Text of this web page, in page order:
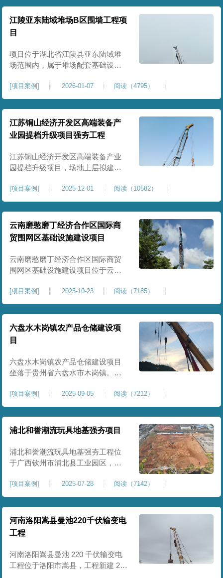
项目场地为园区新建工业建设用
地，原始场地土层松散、土质均匀
性较差、土体固结度不足，天然地
基承载力偏低。汽车零部件生产厂
房对地基平整度、整体刚度、沉降
控
江陵亚东陆域堆场B区围墙工程项
目
项目位于湖北省江陵县亚东陆域堆
场范围内，属于堆场配套基础设施
墙及附属设施建设，是保障场区边
界围护结构稳定、提升场地整体建
设标准的前置关键工程，本项目强
夯处理总面积20000㎡，施工范围为
陆域堆场B区围墙沿线及配套场地。
原场地土层松散、回填不均、固结
程度差，地基承载力较低，且堆
[项目案例] 2026-01-07 阅读（4795）
江苏铜山经济开发区高端装备产
业园提档升级项目强夯工程
江苏铜山经济开发区高端装备产业
园提档升级项目，场地上层拟建厂
施。占地面积约130000㎡.项目采用
强夯工艺对地基进行加固处理，确
保处理后地基承载力特征值
≥100kPa、压实系数≥0.94、压缩模
量≥5MPa，工程实施后将有效提升
场地整体承载力与均匀性，消除不
均匀沉降隐患，为园区高端装备产
业项目
[项目案例] 2025-12-01 阅读（10582）
云南磨憨磨丁经济合作区国际商
贸围网区基础设施建设项目
云南磨憨磨丁经济合作区国际商贸
围网区基础设施建设项目位于云南
商贸、口岸监管、通关查验的重要
基础设施工程。项目建设内容主要
为场地地基处理，处理总面积约 5
万平方米，采用强夯加固施工工
艺，通过全场地强夯提升地基承载
力、消除不均匀沉降，满足围网区
后续建（构）筑物及重型作业场地
使
[项目案例] 2025-10-23 阅读（7185）
六盘水木岗镇农产品仓储建设项
目
六盘水木岗镇农产品仓储建设项目
坐落于贵州省六盘水市木岗镇。场
房、分拣车间、配套附属用房等设
施。项目原始场地为新建建设用
地，土层分布不均、土体松散、天
然固结程度较低，地基整体承载力
筑需长期承受货物堆放荷载，对地
基沉降稳定性、整体密实度要求较
[项目案例] 2025-09-05 阅读（7212）
浦北和誉潮流玩具地基强夯项目
浦北和誉潮流玩具地基强夯工程位
于广西钦州市浦北县工业园区，场
公及生活附属设施。原始场地为新
建园区待开发地块，土体回填不
均、土质松散、固结度不足，场地
承载力与整体均匀性较差，若直接
施工易出现地基不均匀沉降、地面
开裂、墙体变形等质量问题，无法
满足工业厂房长期荷载及规范建设
标
[项目案例] 2025-07-28 阅读（7142）
河南洛阳嵩县曼池220千伏输变电
工程
河南洛阳嵩县曼池 220 千伏输变电
工程位于洛阳市嵩县，工程新建 220